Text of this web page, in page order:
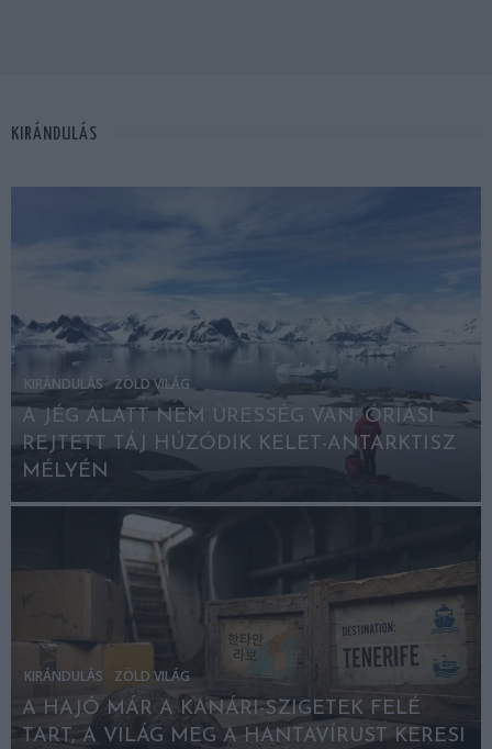
KIRÁNDULÁS
KIRÁNDULÁS ZÖLD VILÁG
A JÉG ALATT NEM ÜRESSÉG VAN: ÓRIÁSI
REJTETT TÁJ HÚZÓDIK KELET-ANTARKTISZ
MÉLYÉN
KIRÁNDULÁS ZÖLD VILÁG
A HAJÓ MÁR A KANÁRI-SZIGETEK FELÉ
TART, A VILÁG MEG A HANTAVÍRUST KERESI